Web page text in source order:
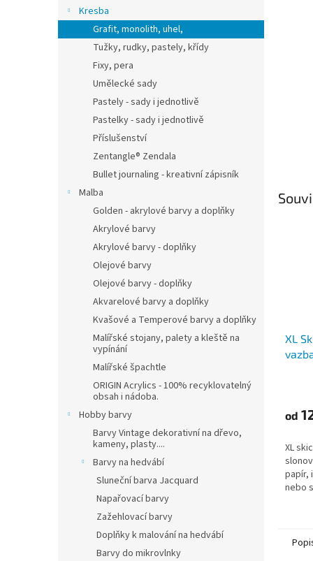
e
l
Kresba
Grafit, monolith, uhel,
Tužky, rudky, pastely, křídy
Fixy, pera
Umělecké sady
Pastely - sady i jednotlivě
Pastelky - sady i jednotlivě
Příslušenství
Zentangle® Zendala
Bullet journaling - kreativní zápisník
Malba
Golden - akrylové barvy a doplňky
Akrylové barvy
Akrylové barvy - doplňky
Olejové barvy
Olejové barvy - doplňky
Akvarelové barvy a doplňky
Kvašové a Temperové barvy a doplňky
Malířské stojany, palety a kleště na
vypínání
Malířské špachtle
ORIGIN Acrylics - 100% recyklovatelný
obsah i nádoba.
Hobby barvy
Barvy Vintage dekorativní na dřevo,
kameny, plasty....
Barvy na hedvábí
Sluneční barva Jacquard
Napařovací barvy
Zažehlovací barvy
Doplňky k malování na hedvábí
Barvy do mikrovlnky
XL
od
XL
papír,
nebo